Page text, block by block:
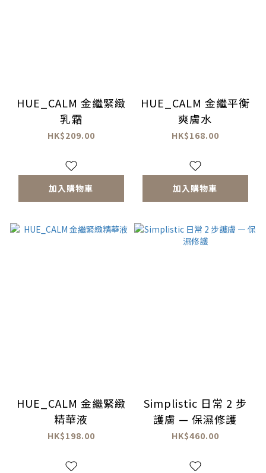
HUE_CALM 金繼緊緻
乳霜
HK$209.00
加入購物車
HUE_CALM 金繼平衡
爽膚水
HK$168.00
加入購物車
HUE_CALM 金繼緊緻
精華液
HK$198.00
Simplistic 日常 2 步
護膚 — 保濕修護
HK$460.00